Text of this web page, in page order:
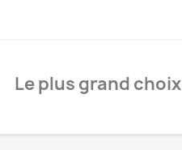
Le plus grand